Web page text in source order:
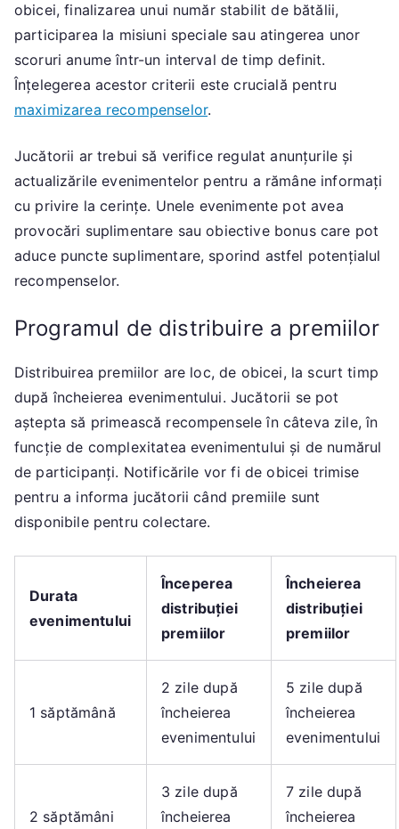
obicei, finalizarea unui număr stabilit de bătălii,
participarea la misiuni speciale sau atingerea unor
scoruri anume într-un interval de timp definit.
Înțelegerea acestor criterii este crucială pentru
maximizarea recompenselor.
Jucătorii ar trebui să verifice regulat anunțurile și
actualizările evenimentelor pentru a rămâne informați
cu privire la cerințe. Unele evenimente pot avea
provocări suplimentare sau obiective bonus care pot
aduce puncte suplimentare, sporind astfel potențialul
recompenselor.
Programul de distribuire a premiilor
Distribuirea premiilor are loc, de obicei, la scurt timp
după încheierea evenimentului. Jucătorii se pot
aștepta să primească recompensele în câteva zile, în
funcție de complexitatea evenimentului și de numărul
de participanți. Notificările vor fi de obicei trimise
pentru a informa jucătorii când premiile sunt
disponibile pentru colectare.
Durata
evenimentului
Începerea
distribuției
premiilor
Încheierea
distribuției
premiilor
1 săptămână
2 zile după
încheierea
evenimentului
5 zile după
încheierea
evenimentului
2 săptămâni
3 zile după
încheierea
7 zile după
încheierea